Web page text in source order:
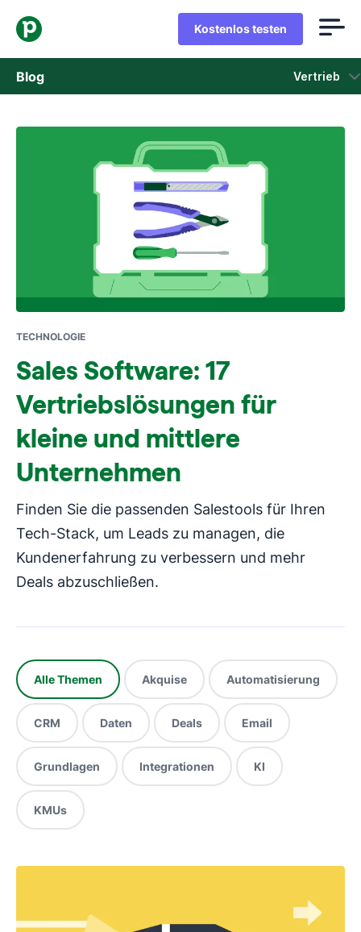
Kostenlos testen
Blog Vertrieb
Vertrieb
In neuem Fenster öffnen
TECHNOLOGIE
Sales Software: 17
Vertriebslösungen für
kleine und mittlere
Unternehmen
Finden Sie die passenden Salestools für Ihren
Tech-Stack, um Leads zu managen, die
Kundenerfahrung zu verbessern und mehr
Deals abzuschließen.
Alle Themen Akquise Automatisierung
CRM Daten Deals Email
Grundlagen Integrationen KI
KMUs